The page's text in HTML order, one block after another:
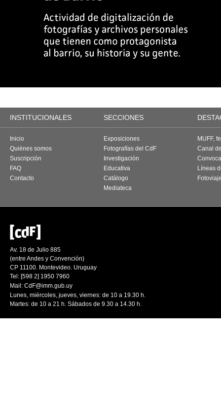
INSTITUCIONALES SECCIONES
Inicio
Quiénes somos
Suscripción
FAQ
Contacto
Exposiciones
Fotografías del CdF
Investigación
Educativa
Catálogo
Mediateca
MUFF,
Canal
Líneas
Av. 18 de Julio 885
(entre Andes y Convención)
CP 11100. Montevideo. Uruguay
Tel: [598 2] 1950 7960
Mail: CdF@imm.gub.uy
Lunes, miércoles, jueves, viernes: de 10 a 19.30 h.
Martes: de 10 a 21 h. Sábados de 9.30 a 14.30 h.